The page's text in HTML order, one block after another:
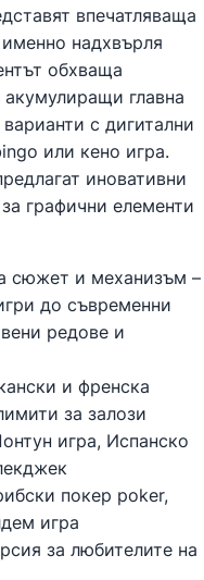
впечатляваща
надхвърля
обхваща
главна
с дигитални
или кено игра.
иновативни
графични елементи
сюжет и механизъм –
до съвременни
редове и
и френска
за залози
игра, Испанско
покер poker,
игра
за любителите на